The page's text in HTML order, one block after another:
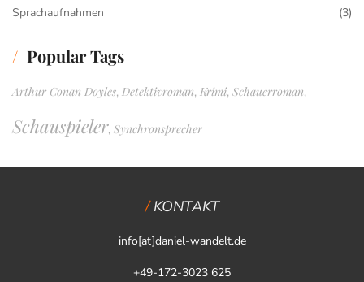
Sprachaufnahmen (3)
Popular Tags
Arthur Conan Doyles, Detektivroman, Krimi, Schauerroman,
Schauspieler, Synchronsprecher
KONTAKT
info[at]daniel-wandelt.de
+49-172-3023 625